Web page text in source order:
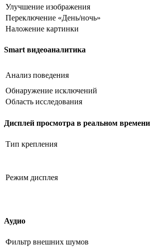
Улучшение изображения
Переключение «День/ночь»
Наложение картинки
Smart видеоаналитика
Анализ поведения
Обнаружение исключений
Область исследования
Дисплей просмотра в реальном времени
Тип крепления
Режим дисплея
Аудио
Фильтр внешних шумов